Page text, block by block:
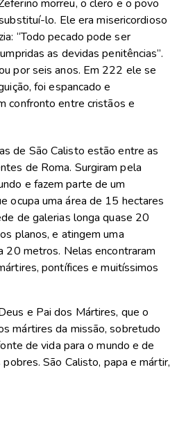
morreu, o clero e o povo
lo. Ele era misericordioso
“Todo pecado pode ser
as devidas penitências”.
por seis anos. Em 222 ele se
foi espancado e
confronto entre cristãos e
de São Calisto estão entre as
de Roma. Surgiram pela
e fazem parte de um
ocupa uma área de 15 hectares
de galerias longa quase 20
planos, e atingem uma
20 metros. Nelas encontraram
pontífices e muitíssimos
e Pai dos Mártires, que o
mártires da missão, sobretudo
de vida para o mundo e de
São Calisto, papa e mártir,